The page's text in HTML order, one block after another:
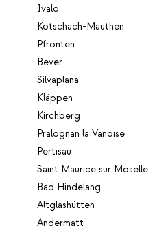
Ivalo
Kötschach-Mauthen
Pfronten
Bever
Silvaplana
Kläppen
Kirchberg
Pralognan la Vanoise
Pertisau
Saint Maurice sur Moselle
Bad Hindelang
Altglashütten
Andermatt